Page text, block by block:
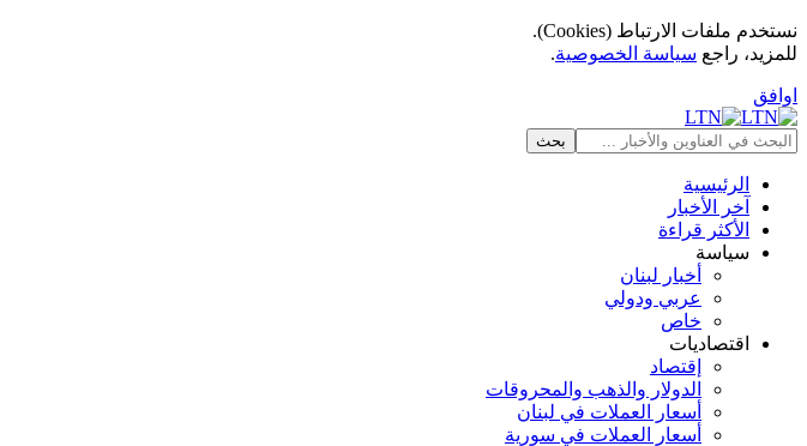
نستخدم ملفات الارتباط (Cookies).
للمزيد، راجع سياسة الخصوصية.
اوافق
الرئيسية
آخر الأخبار
الأكثر قراءة
سياسة
أخبار لبنان
عربي ودولي
خاص
اقتصاديات
إقتصاد
الدولار والذهب والمحروقات
أسعار العملات في لبنان
أسعار العملات في سورية